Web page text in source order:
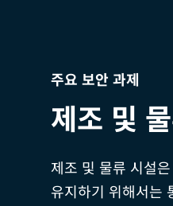
주요 보안 과제
제조 및
제조 및 물류 시설
유지하기 위해서는